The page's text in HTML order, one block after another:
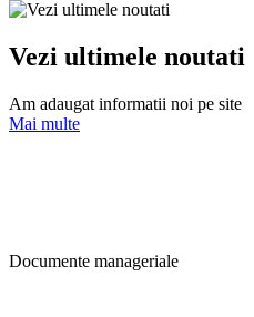
Vezi ultimele noutati
Am adaugat informatii noi pe site
Mai multe
Documente manageriale